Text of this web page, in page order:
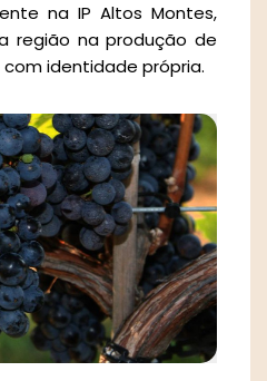
na IP Altos Montes,
região na produção de
identidade própria.